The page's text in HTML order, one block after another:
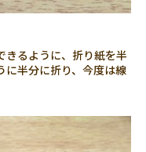
きるように、折り紙を半
に半分に折り、今度は線